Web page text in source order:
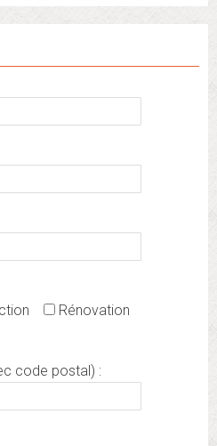
Rénovation
code postal) :